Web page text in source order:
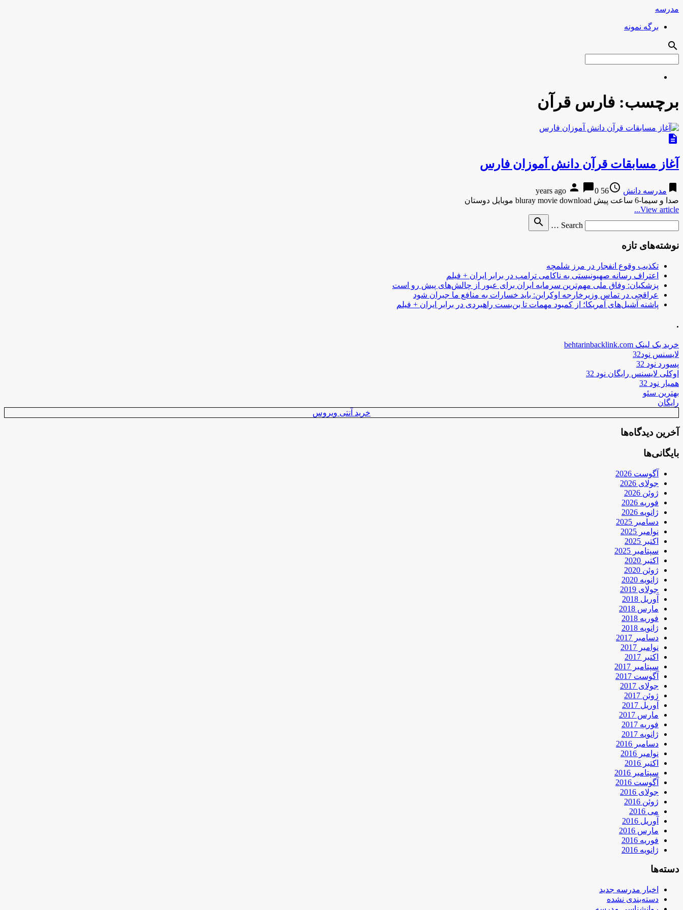
مدرسه
برگه نمونه
search
برچسب: فارس قرآن
description
آغاز مسابقات قرآن دانش آموزان فارس
bookmark مدرسه دانش access_time
56 years ago
person chat_bubble0
صدا و سیما-6 ساعت پیش bluray movie download موبایل دوستان
View article...
Search …
search
نوشته‌های تازه
تکذیب وقوع انفجار در مرز شلمچه
اعتراف رسانه صهیونیستی به ناکامی ترامپ در برابر ایران + فیلم
پزشکیان: وفاق ملی مهم‌ترین سرمایه ایران برای عبور از چالش‌های پیش رو است
عراقچی در تماس وزیرخارجه اوکراین: باید خسارات به منافع ما جبران شود
پاشنه آشیل‌های آمریکا؛ از کمبود مهمات تا بن‌بست راهبردی در برابر ایران + فیلم
.
خرید بک لینک behtarinbacklink.com
لایسنس نود32
پسورد نود 32
اوکلی لایسنس رایگان نود 32
همیار نود 32
بهترین سئو
رایگان
خرید آنتی ویروس
آخرین دیدگاه‌ها
بایگانی‌ها
آگوست 2026
جولای 2026
ژوئن 2026
فوریه 2026
ژانویه 2026
دسامبر 2025
نوامبر 2025
اکتبر 2025
سپتامبر 2025
اکتبر 2020
ژوئن 2020
ژانویه 2020
جولای 2019
آوریل 2018
مارس 2018
فوریه 2018
ژانویه 2018
دسامبر 2017
نوامبر 2017
اکتبر 2017
سپتامبر 2017
آگوست 2017
جولای 2017
ژوئن 2017
آوریل 2017
مارس 2017
فوریه 2017
ژانویه 2017
دسامبر 2016
نوامبر 2016
اکتبر 2016
سپتامبر 2016
آگوست 2016
جولای 2016
ژوئن 2016
می 2016
آوریل 2016
مارس 2016
فوریه 2016
ژانویه 2016
دسته‌ها
اخبار مدرسه جدید
دسته‌بندی نشده